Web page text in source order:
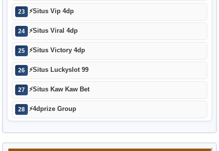
23 ⚡Situs Vip 4dp
24 ⚡Situs Viral 4dp
25 ⚡Situs Victory 4dp
26 ⚡Situs Luckyslot 99
27 ⚡Situs Kaw Kaw Bet
28 ⚡4dprize Group